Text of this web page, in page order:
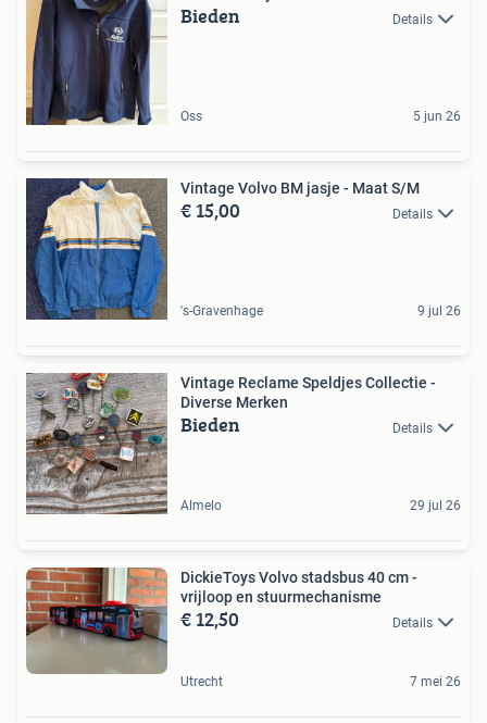
Bieden Details
Oss 5 jun 26
Vintage Volvo BM jasje - Maat S/M
€ 15,00 Details
's-Gravenhage 9 jul 26
Vintage Reclame Speldjes Collectie -
Diverse Merken
Bieden Details
Almelo 29 jul 26
DickieToys Volvo stadsbus 40 cm -
vrijloop en stuurmechanisme
€ 12,50 Details
Utrecht 7 mei 26